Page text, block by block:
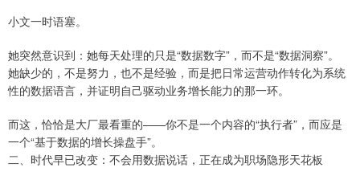
小文一时语塞。
她突然意识到：她每天处理的只是“数据数字”，而不是“数据洞察”。
她缺少的，不是努力，也不是经验，而是把日常运营动作转化为系统
性的数据语言，并证明自己驱动业务增长能力的那一环。
而这，恰恰是大厂最看重的——你不是一个内容的“执行者”，而应是
一个“基于数据的增长操盘手”。
二、时代早已改变：不会用数据说话，正在成为职场隐形天花板